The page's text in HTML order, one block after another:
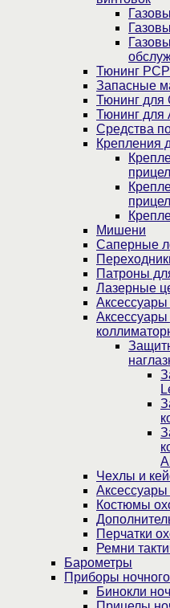
Тюнинг
Запасные
Тюнинг для
Тюнинг для
Средства
Крепления
Мишени
Саперные
Патроны
Лазерные
Аксессуары
Аксессуары
Чехлы и
Аксессуары
Костюмы
Перчатки
Ремни
Барометры
Приборы
Бинокли